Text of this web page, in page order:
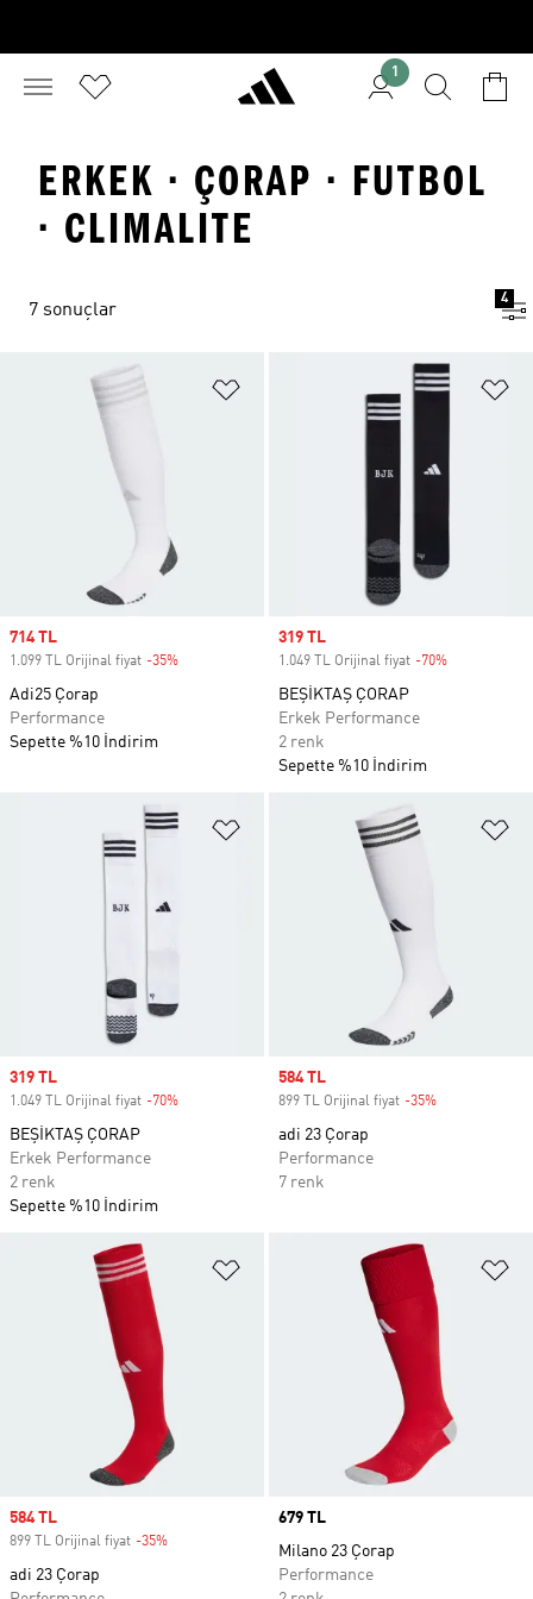
1
ERKEK · ÇORAP · FUTBOL
· CLIMALITE
7 sonuçlar
4
Favori Listesine Ekle
Sale price
714 TL
1.099 TL Orijinal fiyat -35%
Adi25 Çorap
Performance
Sepette %10 İndirim
Sale price
319 TL
1.049 TL Orijinal fiyat -70%
BEŞİKTAŞ ÇORAP
Erkek Performance
2 renk
Sepette %10 İndirim
Favori Listesine Ekle
Sale price
319 TL
1.049 TL Orijinal fiyat -70%
BEŞİKTAŞ ÇORAP
Erkek Performance
2 renk
Sepette %10 İndirim
Sale price
584 TL
899 TL Orijinal fiyat -35%
adi 23 Çorap
Performance
7 renk
Favori Listesine Ekle
Sale price
584 TL
899 TL Orijinal fiyat -35%
adi 23 Çorap
Price
679 TL
Milano 23 Çorap
Performance